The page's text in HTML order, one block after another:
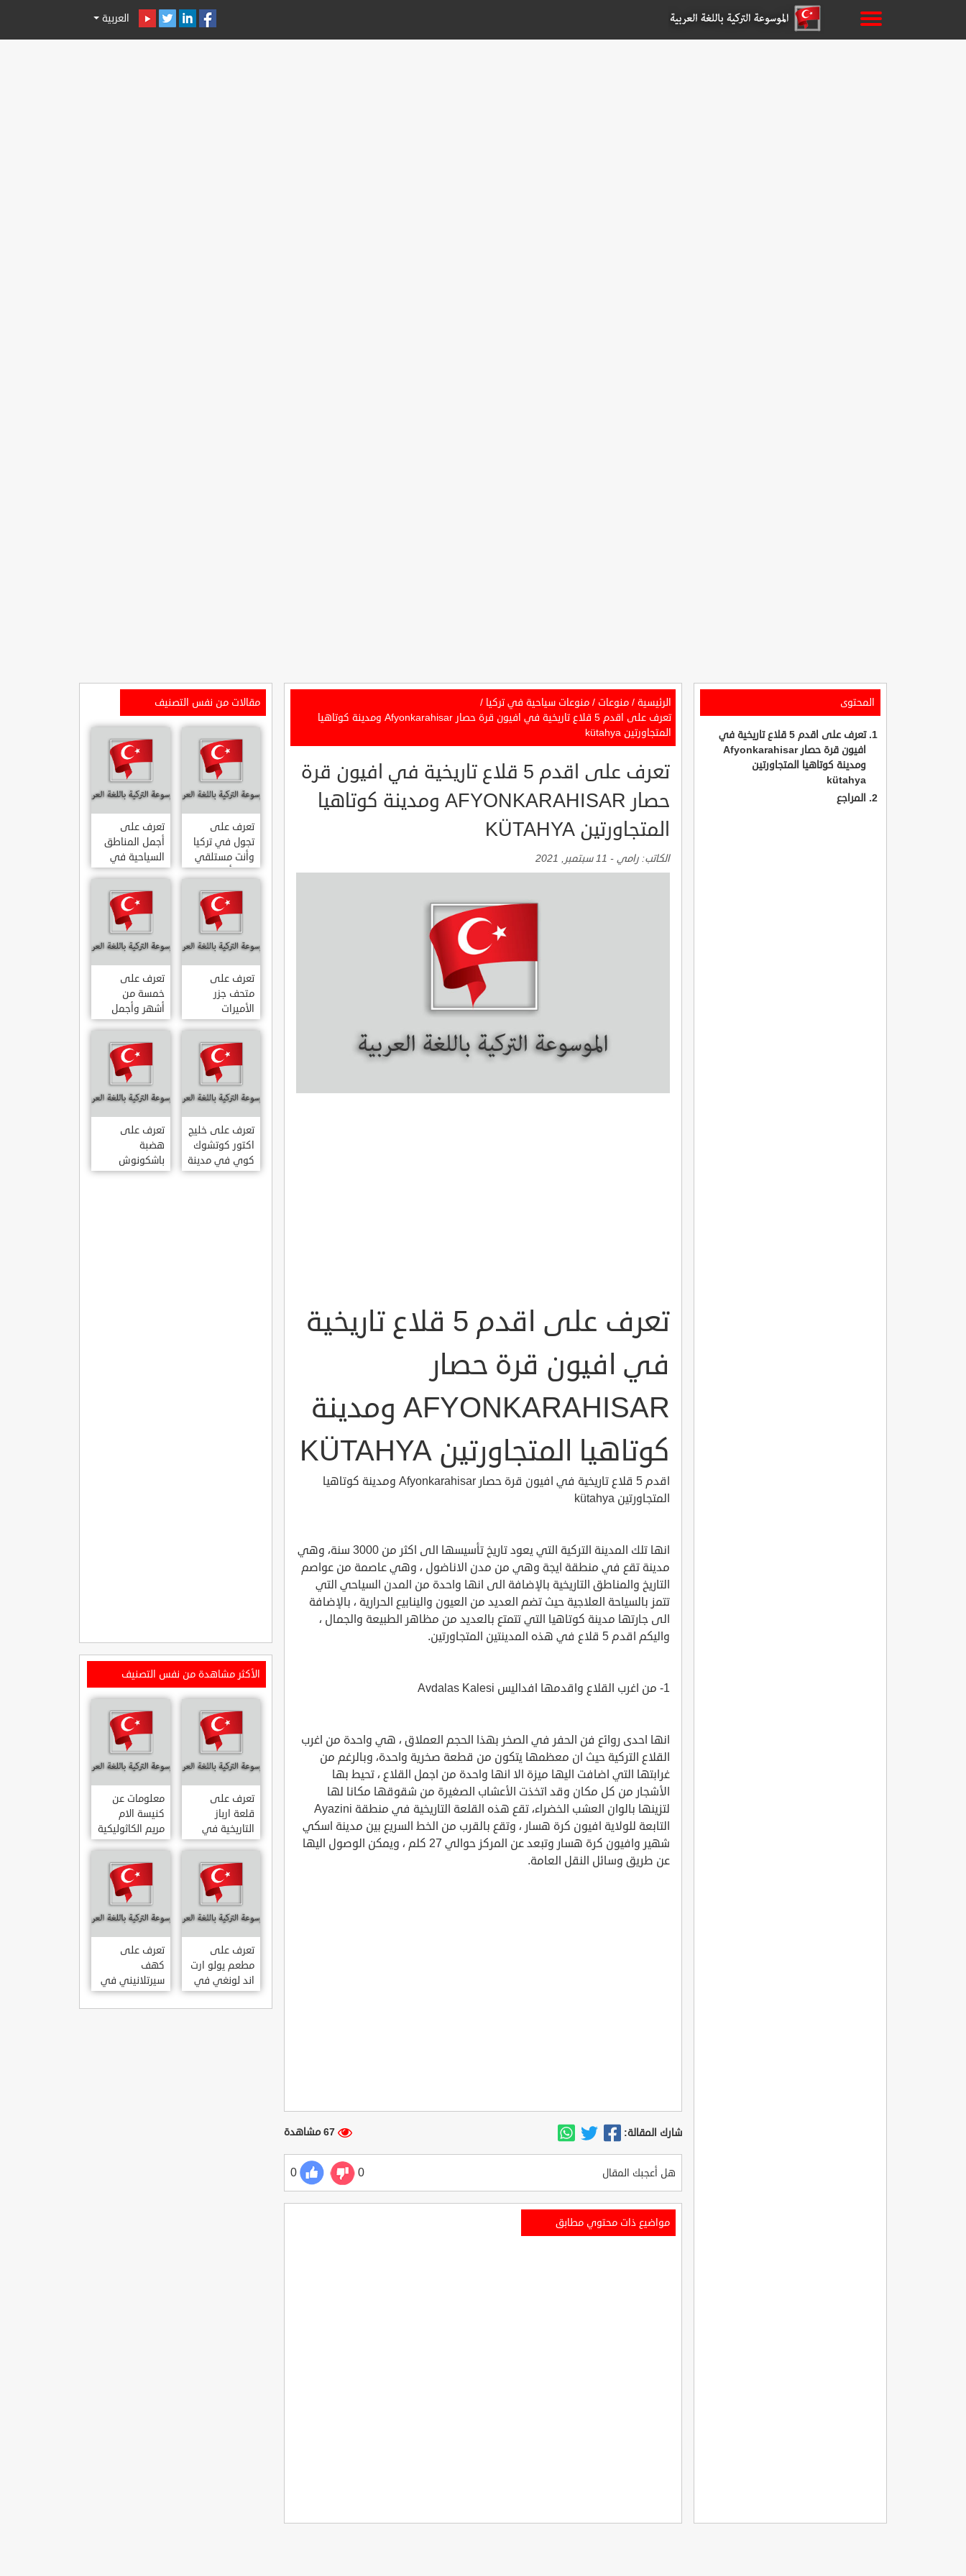
العربية
المحتوى
تعرف على اقدم 5 قلاع تاريخية في
افيون قرة حصار Afyonkarahisar
ومدينة كوتاهيا المتجاورتين
kütahya
المراجع
الرئيسية / منوعات / منوعات سياحية في تركيا /
تعرف على اقدم 5 قلاع تاريخية في افيون قرة حصار Afyonkarahisar ومدينة كوتاهيا
المتجاورتين kütahya
تعرف على اقدم 5 قلاع تاريخية في افيون قرة
حصار AFYONKARAHISAR ومدينة كوتاهيا
المتجاورتين KÜTAHYA
الكاتب: رامي - 11 سبتمبر, 2021
تعرف على اقدم 5 قلاع تاريخية
في افيون قرة حصار
AFYONKARAHISAR ومدينة
كوتاهيا المتجاورتين KÜTAHYA
اقدم 5 قلاع تاريخية في افيون قرة حصار Afyonkarahisar ومدينة كوتاهيا
المتجاورتين kütahya
انها تلك المدينة التركية التي يعود تاريخ تأسيسها الى اكثر من 3000 سنة، وهي
مدينة تقع في منطقة ايجة وهي من مدن الاناضول ، وهي عاصمة من عواصم
التاريخ والمناطق التاريخية بالإضافة الى انها واحدة من المدن السياحي التي
تتمز بالسياحة العلاجية حيث تضم العديد من العيون والينابيع الحرارية ، بالإضافة
الى جارتها مدينة كوتاهيا التي تتمتع بالعديد من مظاهر الطبيعة والجمال ،
واليكم اقدم 5 قلاع في هذه المدينتين المتجاورتين.
1- من اغرب القلاع واقدمها افداليس Avdalas Kalesi
انها احدى روائع فن الحفر في الصخر بهذا الحجم العملاق ، هي واحدة من اغرب
القلاع التركية حيث ان معظمها يتكون من قطعة صخرية واحدة، وبالرغم من
غرابتها التي اضافت اليها ميزة الا انها واحدة من اجمل القلاع ، تحيط بها
الأشجار من كل مكان وقد اتخذت الأعشاب الصغيرة من شقوقها مكانا لها
لتزينها بالوان العشب الخضراء، تقع هذه القلعة التاريخية في منطقة Ayazini
التابعة للولاية افيون كرة هسار ، وتقع بالقرب من الخط السريع بين مدينة اسكي
شهير وافيون كرة هسار وتبعد عن المركز حوالي 27 كلم ، ويمكن الوصول اليها
عن طريق وسائل النقل العامة.
شارك المقالة: 67 مشاهدة
هل أعجبك المقال 0
0
مواضيع ذات محتوي مطابق
مقالات من نفس التصنيف
تعرف على
تجول في تركيا
وأنت مستلقي
على أريكتك
..السياحة
الافتراضية.
تعرف على
أجمل المناطق
السياحية في
اسطنبول
المشهورة في
تعرف على
متحف جزر
الأميرات
ADALAR
MÜZESI
تعرف على
خمسة من
أشهر وأجمل
قصور اسطنبول
تعرف على خليج
اكتور كوتشوك
كوي في مدينة
داتشا الساحلية
تعرف على
هضبة
باشكونوش
الطبيعية في
الأكثر مشاهدة من نفس التصنيف
تعرف على
قلعة ارباز
التاريخية في
ولاية ايدن.. من
القلاع الدولة
العثمانية
ARPAZ
KALESI AYDIN
معلومات عن
كنيسة الام
مريم الكاثوليكية
في هاتي .. من
معالم المدينة
التاريخية
والدينية
MERYEM ANA
KATOLIK
KILISESI
HATAY
تعرف على
مطعم يولو ارت
اند لونغي في
ازمير .. مطعم
بجدران متحف
تعرف على
كهف
سيرتلانيني في
ولاية ايدن .. من
اعاجيب الطبيعة